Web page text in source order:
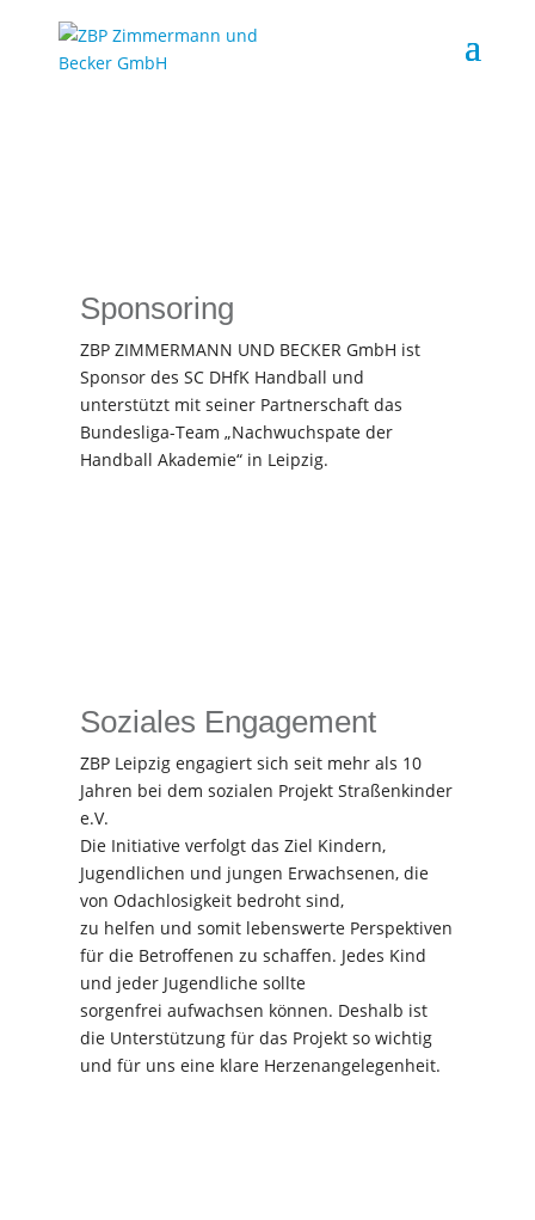
Sponsoring
ZBP ZIMMERMANN UND BECKER GmbH ist
Sponsor des SC DHfK Handball und
unterstützt mit seiner Partnerschaft das
Bundesliga-Team „Nachwuchspate der
Handball Akademie“ in Leipzig.
Soziales Engagement
ZBP Leipzig engagiert sich seit mehr als 10
Jahren bei dem sozialen Projekt Straßenkinder
e.V.
Die Initiative verfolgt das Ziel Kindern,
Jugendlichen und jungen Erwachsenen, die
von Odachlosigkeit bedroht sind,
zu helfen und somit lebenswerte Perspektiven
für die Betroffenen zu schaffen. Jedes Kind
und jeder Jugendliche sollte
sorgenfrei aufwachsen können. Deshalb ist
die Unterstützung für das Projekt so wichtig
und für uns eine klare Herzenangelegenheit.